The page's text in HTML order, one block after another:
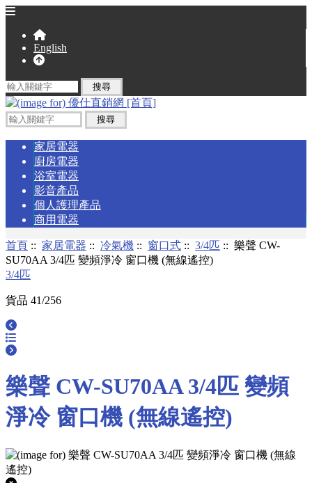
English
家居電器
廚房電器
浴室電器
影音產品
個人護理產品
商用電器
首頁 :: 家居電器 :: 冷氣機 :: 窗口式 :: 3/4匹 :: 樂聲 CW-
SU70AA 3/4匹 變頻淨冷 窗口機 (無線遙控)
3/4匹
貨品 41/256
樂聲 CW-SU70AA 3/4匹 變頻
淨冷 窗口機 (無線遙控)